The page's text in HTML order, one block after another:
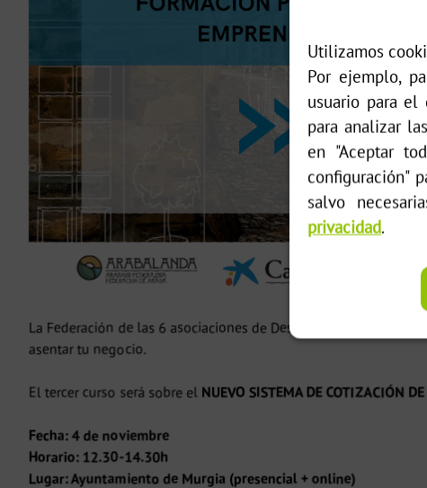
La Federación de las 6 asociaciones de Desarrollo Rural de Álava,
asentar tu negocio.
El tercer curso será sobre el NUEVO SISTEMA DE COTIZACIÓN
Fecha: 4 de noviembre
Horario: 12.30-14.30h
Lugar: Ayuntamiento de Murgia (presencial + online)
Utilizamos
Por ejemplo,
usuario para
para analizar
en "Aceptar
configuración"
salvo
privacidad.